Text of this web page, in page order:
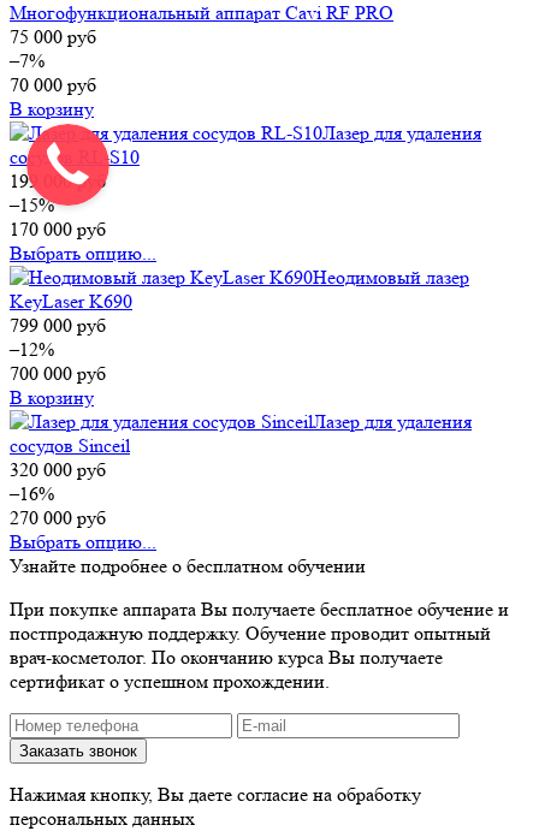
Многофункциональный аппарат Cavi RF PRO
75 000 руб
–7%
70 000 руб
В корзину
Лазер для удаления
сосудов RL-S10
199 000руб
–15%
170 000 руб
Выбрать опцию...
Неодимовый лазер
KeyLaser K690
799 000 руб
–12%
700 000 руб
В корзину
Лазер для удаления
сосудов Sinceil
320 000 руб
–16%
270 000 руб
Выбрать опцию...
Узнайте подробнее о бесплатном обучении
При покупке аппарата Вы получаете бесплатное обучение и
постпродажную поддержку. Обучение проводит опытный
врач-косметолог. По окончанию курса Вы получаете
сертификат о успешном прохождении.
Нажимая кнопку, Вы даете согласие на обработку
персональных данных